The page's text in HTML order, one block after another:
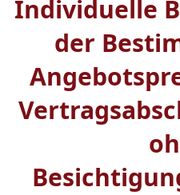
Individuelle
der